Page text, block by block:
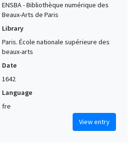
ENSBA - Bibliothèque numérique des
Beaux-Arts de Paris
Library
Paris. École nationale supérieure des
beaux-arts
Date
1642
Language
fre
View entry